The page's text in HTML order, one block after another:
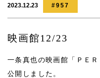
2023.12.23 #957
映画館12/23
一条真也の映画館「ＰＥ
公開しました。